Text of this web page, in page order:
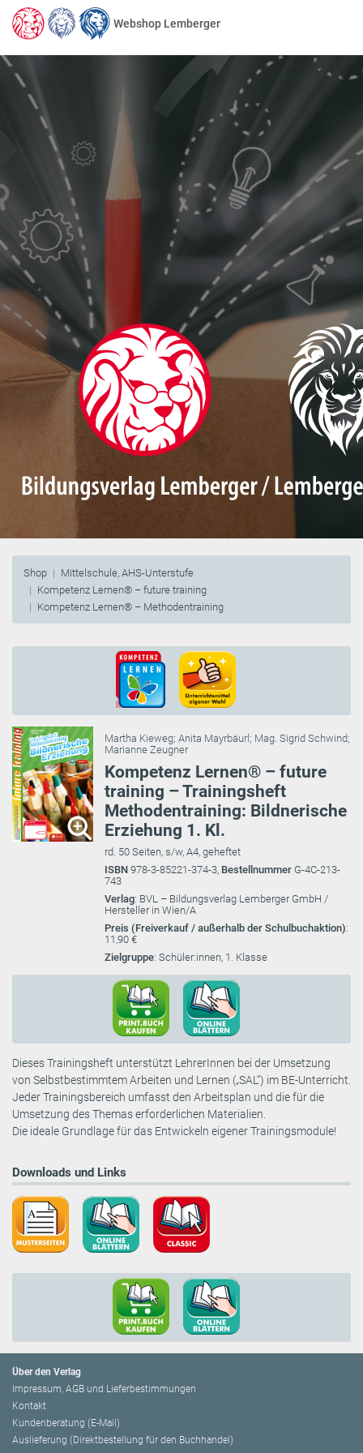
Webshop Lemberger
Shop
Mittelschule, AHS-Unterstufe
Kompetenz Lernen® – future training
Kompetenz Lernen® – Methodentraining
Martha Kieweg; Anita Mayrbäurl; Mag. Sigrid Schwind;
Marianne Zeugner
Kompetenz Lernen® – future
training – Trainingsheft
Methodentraining: Bildnerische
Erziehung 1. Kl.
rd. 50 Seiten, s/w, A4, geheftet
ISBN 978-3-85221-374-3, Bestellnummer G-4C-213-
743
Verlag: BVL – Bildungsverlag Lemberger GmbH /
Hersteller in Wien/A
Preis (Freiverkauf / außerhalb der Schulbuchaktion):
11,90 €
Zielgruppe: Schüler:innen, 1. Klasse
Dieses Trainingsheft unterstützt LehrerInnen bei der Umsetzung
von Selbstbestimmtem Arbeiten und Lernen („SAL“) im BE-Unterricht.
Jeder Trainingsbereich umfasst den Arbeitsplan und die für die
Umsetzung des Themas erforderlichen Materialien.
Die ideale Grundlage für das Entwickeln eigener Trainingsmodule!
Downloads und Links
Über den Verlag
Impressum, AGB und Lieferbestimmungen
Kontakt
Kundenberatung (E-Mail)
Auslieferung (Direktbestellung für den Buchhandel)